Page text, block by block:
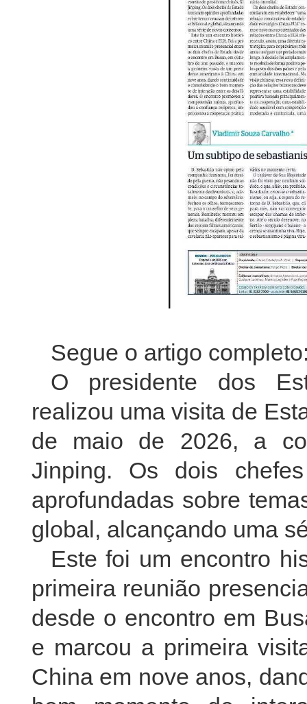
Segue o artigo
O presidente dos
realizou uma visita de
de maio de 2026, a
Jinping. Os dois
aprofundadas sobre
global, alcançando uma
Este foi um encontro
primeira reunião
desde o encontro em
e marcou a primeira
China em nove anos,